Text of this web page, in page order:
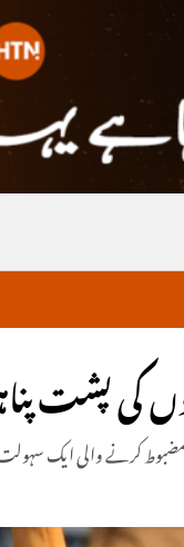
کی پشت
مضبوط کرنے والی ایک